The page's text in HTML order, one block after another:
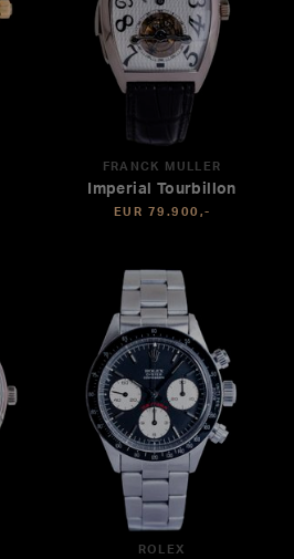
FRANCK MULLER
Imperial Tourbillon
EUR 79.900,-
ROLEX